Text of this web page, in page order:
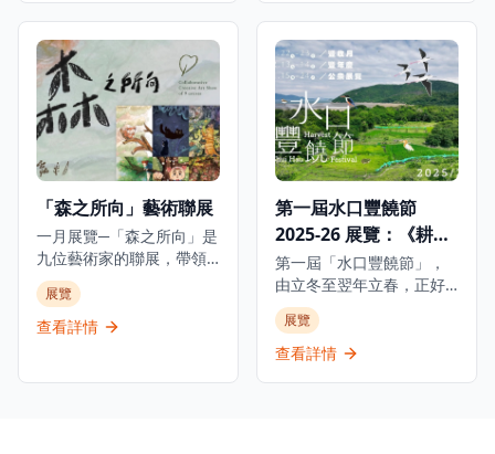
稿和信件複製品，讓觀眾
可以一暏張愛玲的內心世
界，了解淺水灣酒店如何
滋養她去探索渴望、追逐
必朽世界的美麗剎那。
古遺址的250件珍貴文物。
展覽透過四個主題部分追
溯古埃及文明5000年的發
展：「法老的國度」、
「圖坦卡門的世界」、
「塞加拉的秘密」及「古
埃及與世界」。重點展品
的巨型雕像、黃金飾物、
大型棺槨、動物木乃伊及
最新考古發現。所有文物
均首次在香港展出，其中
許多更是首次在埃及以外
地區展出。
品，化身動物視角，親身
經歷牠們在都市中的挑
戰。 由香港、日本及意大
利的藝術家共同創作，以
「都市叢林」為背景的奇
幻動物派對。展覽打造七
大互動展區，帶領觀眾從
身體驗其困境。 包括日本
神奈川設計團隊Sino Inc.
的《我的尾巴生成器》、
意大利米蘭創作團隊
Carnovsky的《RGB地
景》，以及香港產品設計
師兼藝術家Alize Lam的
《城市的共存與平衡》等
「森之所向」藝術聯展
一月展覽─「森之所向」是
九位藝術家的聯展，帶領
觀眾進入純粹的創作世
界，發掘真誠的藝術家之
旅。展覽名稱源自一篇文
展覽
查看詳情
第一屆水口豐饒節
2025-26 展覽：《耕作
生態 水源長流》
第一屆「水口豐饒節」，
由立冬至翌年立春，正好
跨越整個冬季。香港觀鳥
會透過一系列活動向公眾
分享過去四年在水口濕地
展覽
查看詳情